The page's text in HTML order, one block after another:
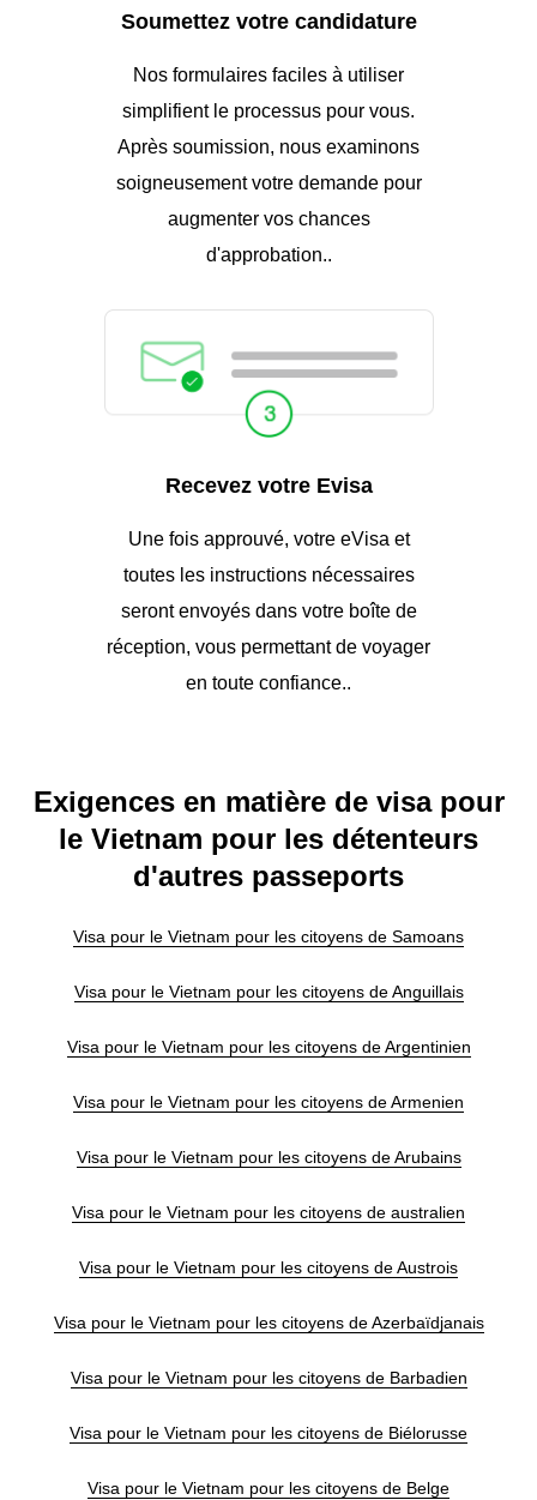
Soumettez votre candidature
Nos formulaires faciles à utiliser
simplifient le processus pour vous.
Après soumission, nous examinons
soigneusement votre demande pour
augmenter vos chances
d'approbation..
Recevez votre Evisa
Une fois approuvé, votre eVisa et
toutes les instructions nécessaires
seront envoyés dans votre boîte de
réception, vous permettant de voyager
en toute confiance..
Exigences en matière de visa pour
le Vietnam pour les détenteurs
d'autres passeports
Visa pour le Vietnam pour les citoyens de Samoans
Visa pour le Vietnam pour les citoyens de Anguillais
Visa pour le Vietnam pour les citoyens de Argentinien
Visa pour le Vietnam pour les citoyens de Armenien
Visa pour le Vietnam pour les citoyens de Arubains
Visa pour le Vietnam pour les citoyens de australien
Visa pour le Vietnam pour les citoyens de Austrois
Visa pour le Vietnam pour les citoyens de Azerbaïdjanais
Visa pour le Vietnam pour les citoyens de Barbadien
Visa pour le Vietnam pour les citoyens de Biélorusse
Visa pour le Vietnam pour les citoyens de Belge